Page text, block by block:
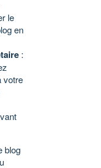
le
en
:
votre
blog